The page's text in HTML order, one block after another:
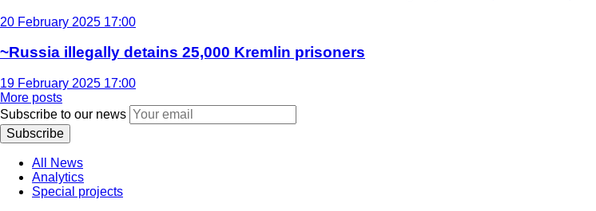
20 February 2025 17:00
~Russia illegally detains 25,000 Kremlin prisoners
19 February 2025 17:00
More posts
Subscribe to our news
Subscribe
All News
Analytics
Special projects